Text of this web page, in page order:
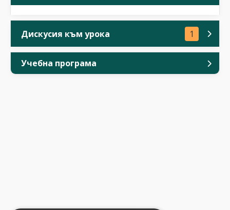
Дискусия към урока 1
Учебна програма